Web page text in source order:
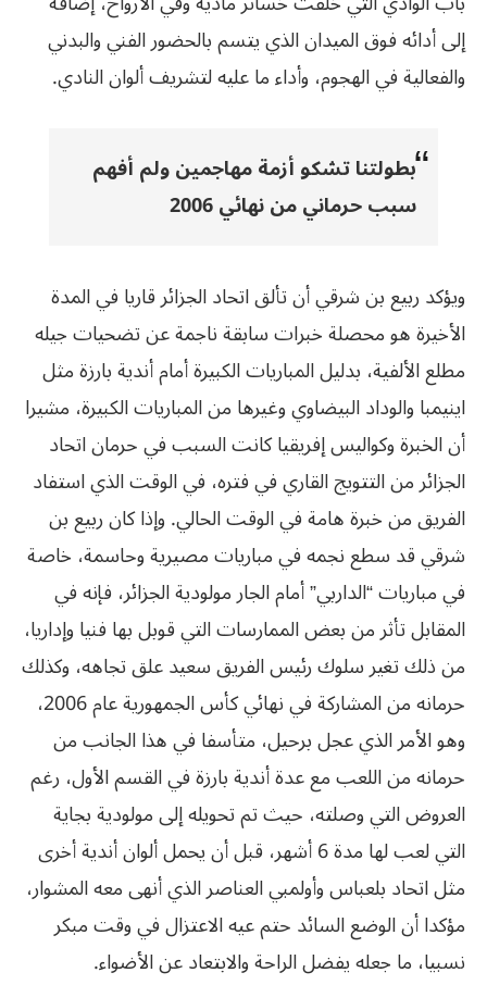
إلى أدائه فوق الميدان الذي يتسم بالحضور الفني والبدني
والفعالية في الهجوم، وأداء ما عليه لتشريف ألوان النادي.
بطولتنا تشكو أزمة مهاجمين ولم أفهم
سبب حرماني من نهائي 2006
ويؤكد ربيع بن شرقي أن تألق اتحاد الجزائر قاريا في المدة
الأخيرة هو محصلة خبرات سابقة ناجمة عن تضحيات جيله
مطلع الألفية، بدليل المباريات الكبيرة أمام أندية بارزة مثل
اينيمبا والوداد البيضاوي وغيرها من المباريات الكبيرة، مشيرا
أن الخبرة وكواليس إفريقيا كانت السبب في حرمان اتحاد
الجزائر من التتويج القاري في فتره، في الوقت الذي استفاد
الفريق من خبرة هامة في الوقت الحالي. وإذا كان ربيع بن
شرقي قد سطع نجمه في مباريات مصيرية وحاسمة، خاصة
في مباريات “الداربي” أمام الجار مولودية الجزائر، فإنه في
المقابل تأثر من بعض الممارسات التي قوبل بها فنيا وإداريا،
من ذلك تغير سلوك رئيس الفريق سعيد علق تجاهه، وكذلك
حرمانه من المشاركة في نهائي كأس الجمهورية عام 2006،
وهو الأمر الذي عجل برحيل، متأسفا في هذا الجانب من
حرمانه من اللعب مع عدة أندية بارزة في القسم الأول، رغم
العروض التي وصلته، حيث تم تحويله إلى مولودية بجاية
التي لعب لها مدة 6 أشهر، قبل أن يحمل ألوان أندية أخرى
مثل اتحاد بلعباس وأولمبي العناصر الذي أنهى معه المشوار،
مؤكدا أن الوضع السائد حتم عيه الاعتزال في وقت مبكر
نسبيا، ما جعله يفضل الراحة والابتعاد عن الأضواء.